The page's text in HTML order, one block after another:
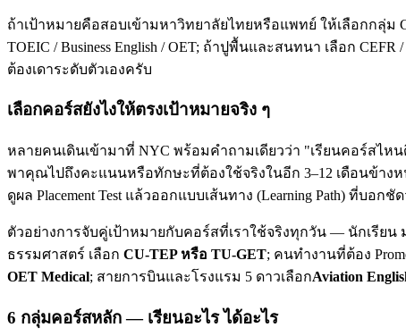
ถ้าเป้าหมายคือสอบเข้ามหาวิทยาลัยไทยหรือแพทย์ ให้เลือกกลุ่ม
TOEIC / Business English / OET; ถ้าปูพื้นและสนทนา เลือก
ต้องเดาระดับตัวเองครับ
เลือกคอร์สยังไงให้ตรงเป้าหมายจริง ๆ
หลายคนเดินเข้ามาที่ NYC พร้อมคำถามเดียวว่า "เรียนคอร์สไห
พาคุณไปถึงคะแนนหรือทักษะที่ต้องใช้จริงในอีก 3–12 เดือนข้าง
ดูผล Placement Test แล้วออกแบบเส้นทาง (Learning Path) ที่บ
ตัวอย่างการจับคู่เป้าหมายกับคอร์สที่เราใช้จริงทุกวัน — นักเรียน
ธรรมศาสตร์ เลือก CU-TEP หรือ TU-GET; คนทำงานที่ต้อง
OET Medical; สายการบินและโรงแรม 5 ดาวเลือกAviation
6 กลุ่มคอร์สหลัก — เรียนอะไร ได้อะไร